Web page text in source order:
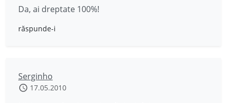
Da, ai dreptate 100%!
răspunde-i
Serginho
17.05.2010